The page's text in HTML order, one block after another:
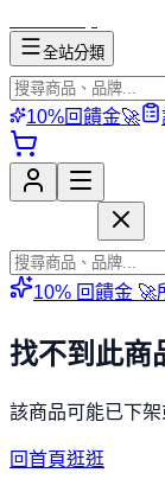
全站分類
10%回饋金🚀
10% 回饋金 🚀
找不到此商
該商品可能已下架
回首頁逛逛